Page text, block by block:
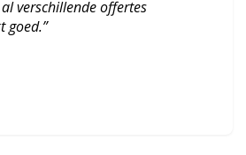
verschillende offertes
goed.”